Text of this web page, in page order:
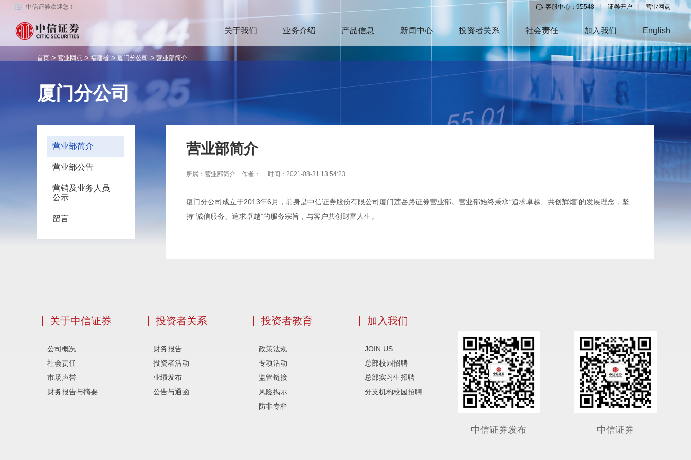
中信证券欢迎您！ 客服中心：95548 | 证券开户 营业网点
关于我们 业务介绍 产品信息 新闻中心 投资者关系 社会责任 加入我们 English
首页 > 营业网点 >福建省 >厦门分公司 > 营业部简介
厦门分公司
营业部简介
营业部公告
营销及业务人员
公示
留言
营业部简介
所属：营业部简介 作者： 时间：2021-08-31 13:54:23
厦门分公司成立于2013年6月，前身是中信证券股份有限公司厦门莲岳路证券营业部。营业部始终秉承“追求卓越、共创辉煌”的发展理念，坚
持“诚信服务、追求卓越”的服务宗旨，与客户共创财富人生。
中信证券发布 中信证券
关于中信证券
公司概况
社会责任
市场声誉
财务报告与摘要
投资者关系
财务报告
投资者活动
业绩发布
公告与通函
投资者教育
政策法规
专项活动
监管链接
风险揭示
防非专栏
加入我们
JOIN US
总部校园招聘
总部实习生招聘
分支机构校园招聘